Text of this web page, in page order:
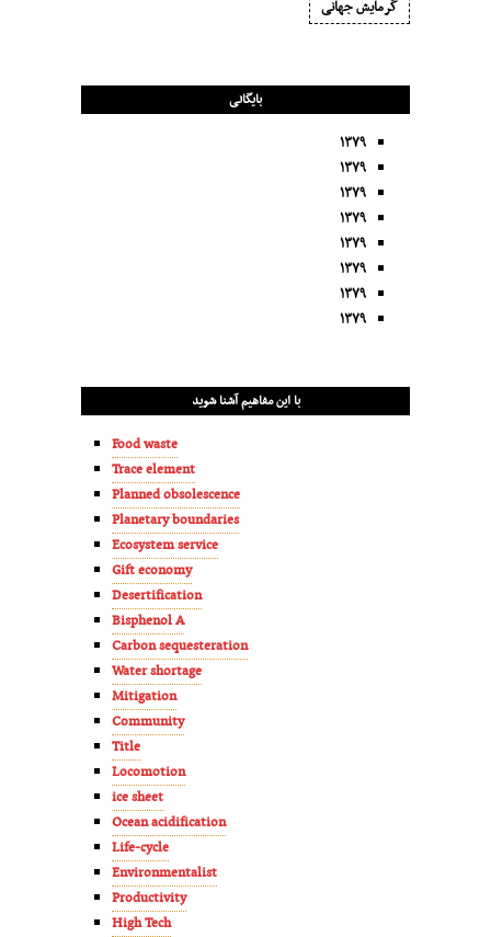
گرمایش جهانی
بایگانی
۱۳۷۹
۱۳۷۹
۱۳۷۹
۱۳۷۹
۱۳۷۹
۱۳۷۹
۱۳۷۹
۱۳۷۹
با این مفاهیم آشنا شوید
Food waste
Trace element
Planned obsolescence
Planetary boundaries
Ecosystem service
Gift economy
Desertification
Bisphenol A
Carbon sequesteration
Water shortage
Mitigation
Community
Title
Locomotion
ice sheet
Ocean acidification
Life-cycle
Environmentalist
Productivity
High Tech